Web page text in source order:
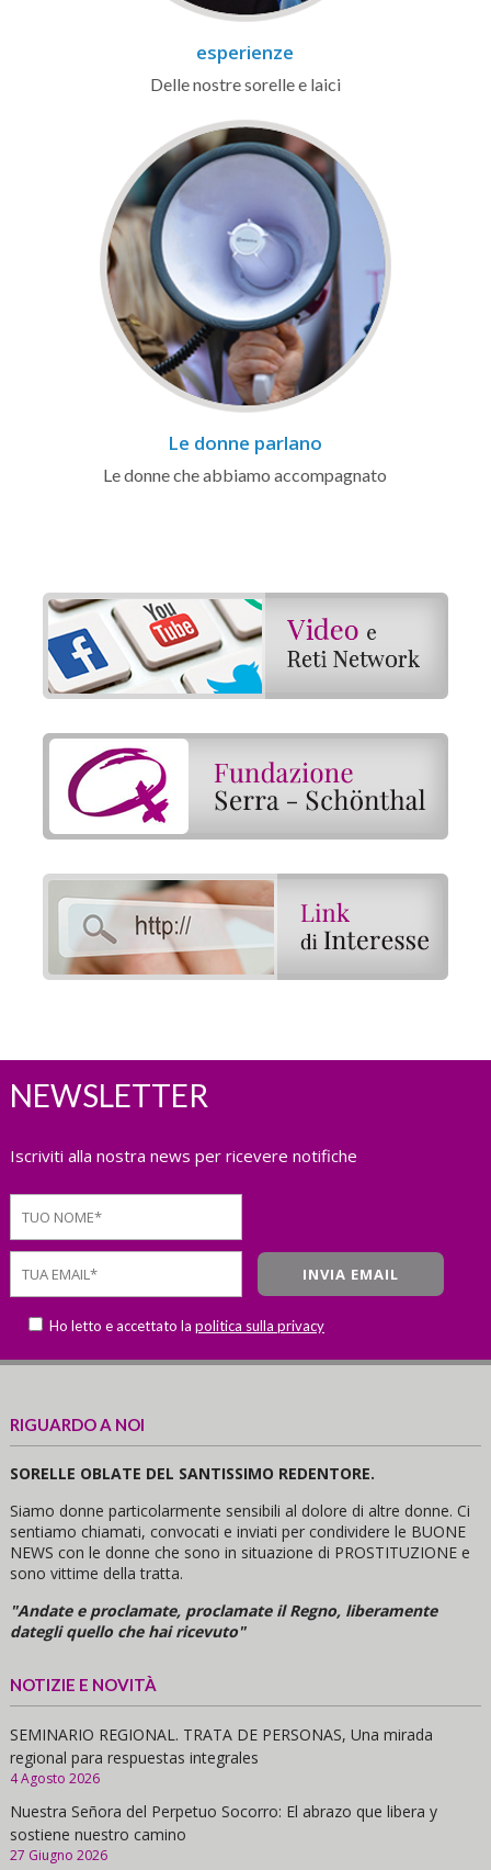
esperienze
Delle nostre sorelle e laici
Le donne parlano
Le donne che abbiamo accompagnato
NEWSLETTER
Iscriviti alla nostra news per ricevere notifiche
Ho letto e accettato la politica sulla privacy
RIGUARDO A NOI
SORELLE OBLATE DEL SANTISSIMO REDENTORE.
Siamo donne particolarmente sensibili al dolore di altre donne. Ci
sentiamo chiamati, convocati e inviati per condividere le BUONE
NEWS con le donne che sono in situazione di PROSTITUZIONE e
sono vittime della tratta.
"Andate e proclamate, proclamate il Regno, liberamente
dategli quello che hai ricevuto"
NOTIZIE E NOVITÀ
SEMINARIO REGIONAL. TRATA DE PERSONAS, Una mirada
regional para respuestas integrales
4 Agosto 2026
Nuestra Señora del Perpetuo Socorro: El abrazo que libera y
sostiene nuestro camino
27 Giugno 2026